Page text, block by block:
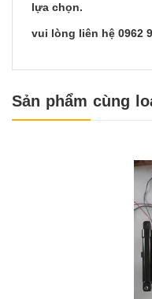
lựa chọn.
vui lòng liên hệ 0962
Sản phẩm cùng